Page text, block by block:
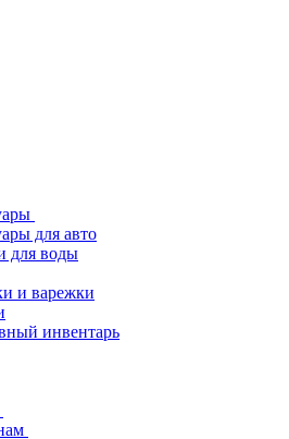
для авто
для воды
и варежки
инвентарь